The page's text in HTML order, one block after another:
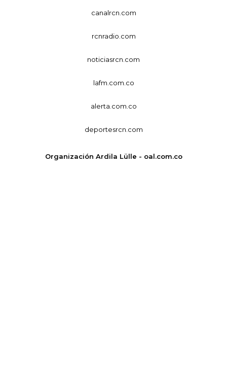
canalrcn.com
rcnradio.com
noticiasrcn.com
lafm.com.co
alerta.com.co
deportesrcn.com
Organización Ardila Lülle - oal.com.co